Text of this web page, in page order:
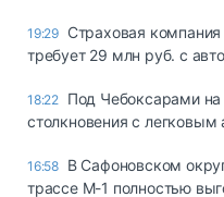
19:29 Страховая
требует 29 млн руб. с
18:22 Под Чебоксарами на
столкновения с легковым
16:58 В Сафоновском
трассе М-1 полностью